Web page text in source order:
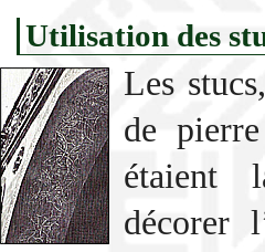
Utilisation des
Les
de
étaient
décorer